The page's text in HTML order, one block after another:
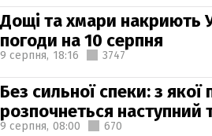
Дощі та хмари накриють
погоди на 10 серпня
9 серпня, 18:16 3747
Без сильної спеки: з якої
розпочнеться наступний
9 серпня, 08:00 670